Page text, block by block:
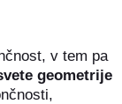
v tem pa
geometrije